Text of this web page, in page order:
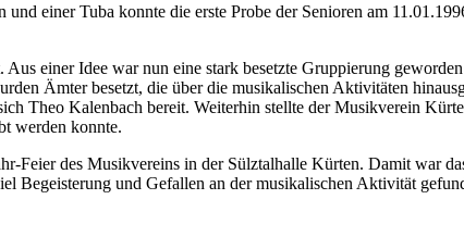
einer Tuba konnte die erste Probe der Senioren am
einer Idee war nun eine stark besetzte Gruppierung
Ämter besetzt, die über die musikalischen Aktivitäten
Theo Kalenbach bereit. Weiterhin stellte der Musikverein
werden konnte.
des Musikvereins in der Sülztalhalle Kürten. Damit war
Begeisterung und Gefallen an der musikalischen Aktivität